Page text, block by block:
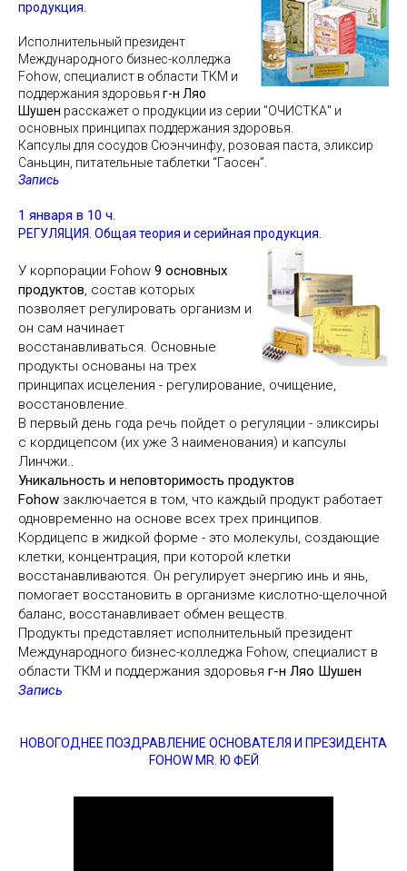
продукция.
Исполнительный президент
Международного бизнес-колледжа
Fohow, специалист в области ТКМ и
поддержания здоровья г-н Ляо
Шушен расскажет о продукции из серии "ОЧИСТКА" и
основных принципах поддержания здоровья.
Капсулы для сосудов Сюэнчинфу, розовая паста, эликсир
Саньцин, питательные таблетки “Гаосен”.
Запись
1 января в 10 ч.
РЕГУЛЯЦИЯ. Общая теория и серийная продукция.
У корпорации Fohow 9 основных
продуктов, состав которых
позволяет регулировать организм и
он сам начинает
восстанавливаться. Основные
продукты основаны на трех
принципах исцеления - регулирование, очищение,
восстановление.
B первый день года речь пойдет о регуляции - эликсиры
с кордицепсом (их уже 3 наименования) и капсулы
Линчжи..
Уникальность и неповторимость продуктов
Fohow заключается в том, что каждый продукт работает
одновременно на основе всех трех принципов.
Кордицепс в жидкой форме - это молекулы, создающие
клетки, концентрация, при которой клетки
восстанавливаются. Он регулирует энергию инь и янь,
помогает восстановить в организме кислотно-щелочной
баланс, восстанавливает обмен веществ.
Продукты представляет исполнительный президент
Международного бизнес-колледжа Fohow, специалист в
области ТКМ и поддержания здоровья г-н Ляо Шушен
Запись
НОВОГОДНЕЕ ПОЗДРАВЛЕНИЕ ОСНОВАТЕЛЯ И ПРЕЗИДЕНТА
FOHOW MR. Ю ФЕЙ